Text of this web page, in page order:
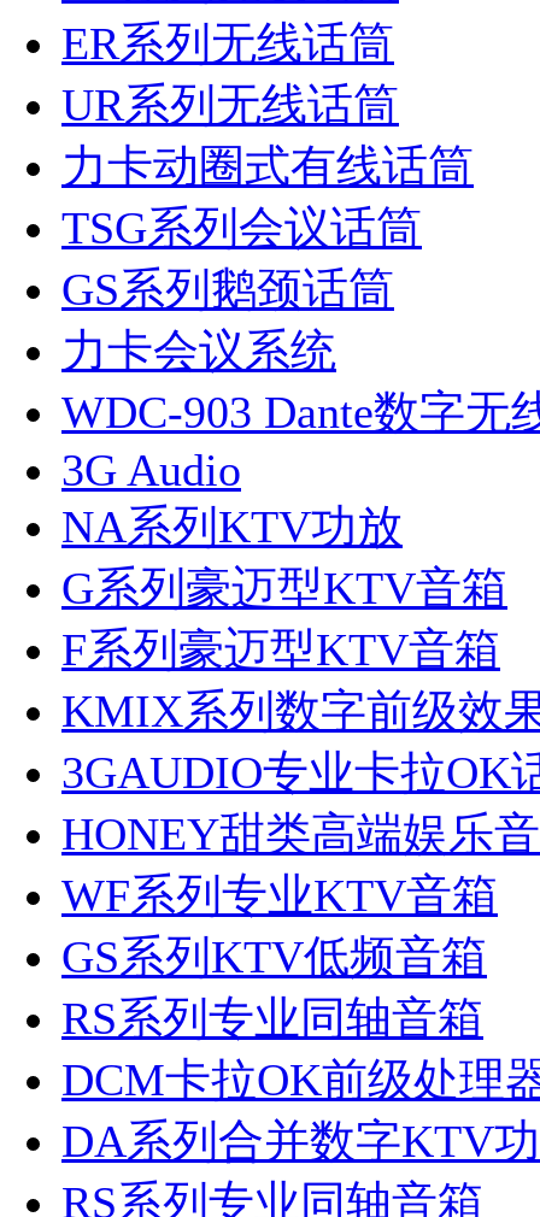
ER系列无线话筒
UR系列无线话筒
力卡动圈式有线话筒
TSG系列会议话筒
GS系列鹅颈话筒
力卡会议系统
WDC-903 Dante数字无
3G Audio
NA系列KTV功放
G系列豪迈型KTV音箱
F系列豪迈型KTV音箱
KMIX系列数字前级效
3GAUDIO专业卡拉OK
HONEY甜类高端娱乐
WF系列专业KTV音箱
GS系列KTV低频音箱
RS系列专业同轴音箱
DCM卡拉OK前级处理
DA系列合并数字KTV
RS系列专业同轴音箱